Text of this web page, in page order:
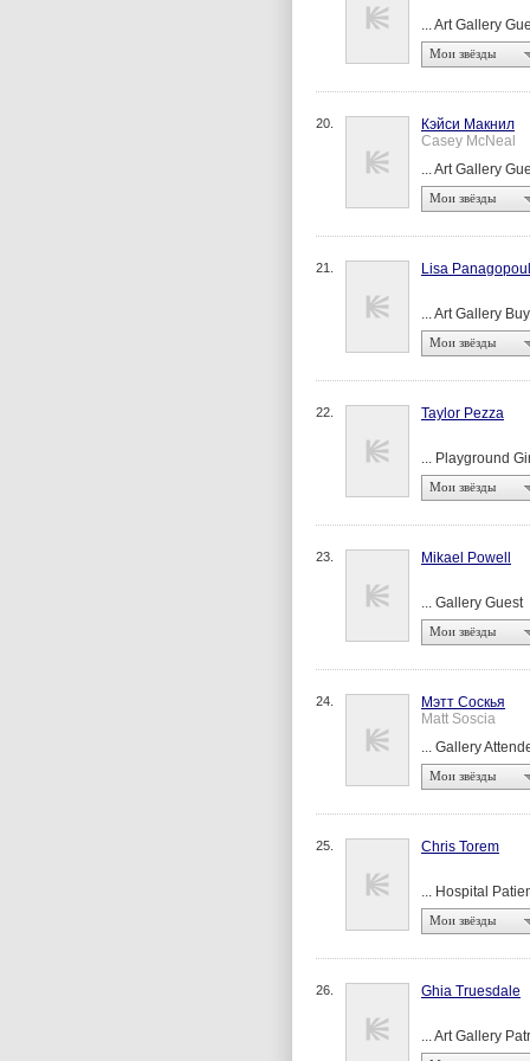
... Art Gallery
Мои звёзды
20.
Кэйси Макнил
Casey McNeal
... Art Gallery
Мои звёзды
21. Lisa
... Art Gallery
Мои звёзды
22. Taylor Pezza
... Playground
Мои звёзды
23. Mikael Powell
... Gallery Guest
Мои звёзды
24.
Мэтт Соскья
Matt Soscia
... Gallery
Мои звёзды
25. Chris Torem
... Hospital
Мои звёзды
26. Ghia Truesdale
... Art Gallery